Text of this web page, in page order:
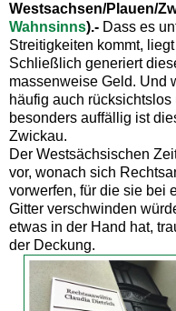
Westsachsen/Plauen/
Wahnsinns).- Dass es
Streitigkeiten kommt,
Schließlich generiert
massenweise Geld. Und
häufig auch
besonders auffällig ist
Zwickau.
Der Westsächsischen
vor, wonach sich
vorwerfen, für die sie bei
Gitter verschwinden
etwas in der Hand hat,
der Deckung.